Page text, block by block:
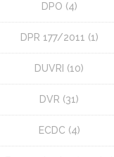
DPO (4)
DPR 177/2011 (1)
DUVRI (10)
DVR (31)
ECDC (4)